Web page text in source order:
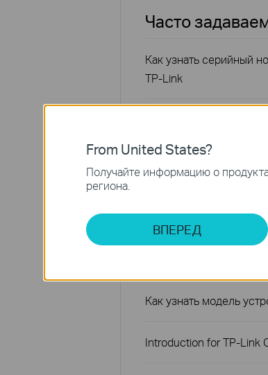
Часто
Как узнать серийный
TP-Link
Как улучшить
How to build a Wireless
Как узнать модель
Introduction for TP-Link
From United States?
Получайте информацию о
региона.
ВПЕРЕД